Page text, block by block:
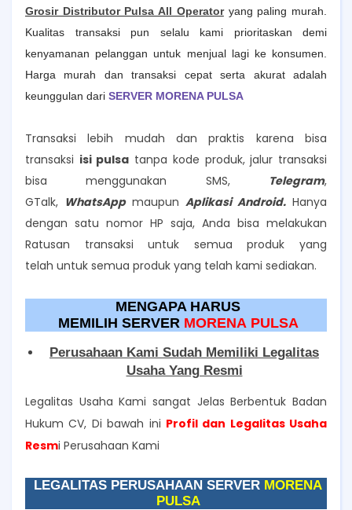
Grosir Distributor Pulsa All Operatoryang paling murah.
Kualitas transaksi pun selalu kami prioritaskan demi
kenyamanan pelanggan untuk menjual lagi ke konsumen.
Harga murah dan transaksi cepat serta akurat adalah
keunggulan dari SERVER MORENA PULSA
Transaksi lebih mudah dan praktis karena bisa
transaksi isi pulsa tanpa kode produk, jalur transaksi
bisa menggunakan SMS, Telegram,
GTalk, WhatsAppmaupun Aplikasi Android. Hanya
dengan satu nomor HP saja, Anda bisa melakukan
Ratusan transaksi untuk semua produk yang
telah untuk semua produk yang telah kami sediakan.
MENGAPA HARUS
MEMILIH SERVER MORENA PULSA
Perusahaan Kami Sudah Memiliki Legalitas
Usaha Yang Resmi
Legalitas Usaha Kami sangat Jelas Berbentuk Badan
Hukum CV, Di bawah ini Profil dan Legalitas Usaha
Resmi Perusahaan Kami
LEGALITAS PERUSAHAAN SERVER MORENA
PULSA